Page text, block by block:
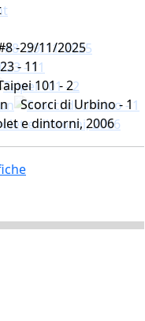
-29/11/2025
- 11
101 - 2
Scorci di Urbino - 1
e dintorni, 2006